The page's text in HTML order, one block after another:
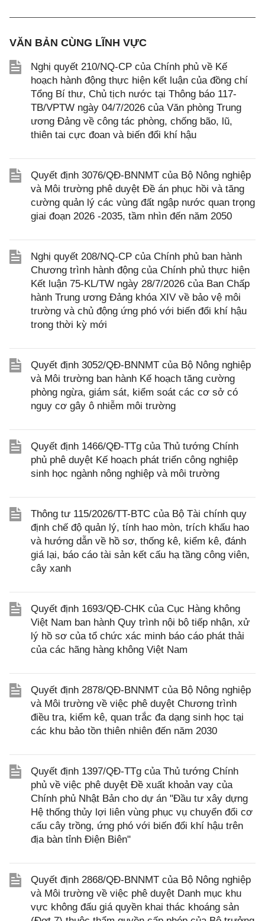
VĂN BẢN CÙNG LĨNH VỰC
Nghị quyết 210/NQ-CP của Chính phủ về Kế
hoạch hành động thực hiện kết luận của đồng chí
Tổng Bí thư, Chủ tịch nước tại Thông báo 117-
TB/VPTW ngày 04/7/2026 của Văn phòng Trung
ương Đảng về công tác phòng, chống bão, lũ,
thiên tai cực đoan và biến đổi khí hậu
Quyết định 3076/QĐ-BNNMT của Bộ Nông nghiệp
và Môi trường phê duyệt Đề án phục hồi và tăng
cường quản lý các vùng đất ngập nước quan trọng
giai đoạn 2026 -2035, tầm nhìn đến năm 2050
Nghị quyết 208/NQ-CP của Chính phủ ban hành
Chương trình hành động của Chính phủ thực hiện
Kết luận 75-KL/TW ngày 28/7/2026 của Ban Chấp
hành Trung ương Đảng khóa XIV về bảo vệ môi
trường và chủ động ứng phó với biến đổi khí hậu
trong thời kỳ mới
Quyết định 3052/QĐ-BNNMT của Bộ Nông nghiệp
và Môi trường ban hành Kế hoạch tăng cường
phòng ngừa, giám sát, kiểm soát các cơ sở có
nguy cơ gây ô nhiễm môi trường
Quyết định 1466/QĐ-TTg của Thủ tướng Chính
phủ phê duyệt Kế hoạch phát triển công nghiệp
sinh học ngành nông nghiệp và môi trường
Thông tư 115/2026/TT-BTC của Bộ Tài chính quy
định chế độ quản lý, tính hao mòn, trích khấu hao
và hướng dẫn về hồ sơ, thống kê, kiểm kê, đánh
giá lại, báo cáo tài sản kết cấu hạ tầng công viên,
cây xanh
Quyết định 1693/QĐ-CHK của Cục Hàng không
Việt Nam ban hành Quy trình nội bộ tiếp nhận, xử
lý hồ sơ của tổ chức xác minh báo cáo phát thải
của các hãng hàng không Việt Nam
Quyết định 2878/QĐ-BNNMT của Bộ Nông nghiệp
và Môi trường về việc phê duyệt Chương trình
điều tra, kiểm kê, quan trắc đa dạng sinh học tại
các khu bảo tồn thiên nhiên đến năm 2030
Quyết định 1397/QĐ-TTg của Thủ tướng Chính
phủ về việc phê duyệt Đề xuất khoản vay của
Chính phủ Nhật Bản cho dự án "Đầu tư xây dựng
Hệ thống thủy lợi liên vùng phục vụ chuyển đổi cơ
cấu cây trồng, ứng phó với biến đổi khí hậu trên
địa bàn tỉnh Điện Biên"
Quyết định 2868/QĐ-BNNMT của Bộ Nông nghiệp
và Môi trường về việc phê duyệt Danh mục khu
vực không đấu giá quyền khai thác khoáng sản